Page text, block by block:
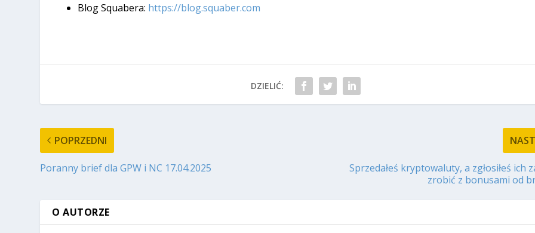
Blog Squabera: https://blog.squaber.com
DZIELIĆ:
POPRZEDNI
Poranny brief dla GPW i NC 17.04.2025
Sprzedałeś kryptowaluty, a zgłosiłeś ich
zrobić z bonusami od
O AUTORZE